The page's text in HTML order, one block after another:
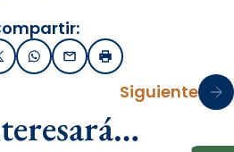
/ Twitter
WhatsApp
EmailImprimir
Siguiente